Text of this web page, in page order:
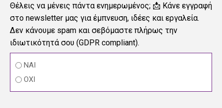
Θέλεις να μένεις πάντα ενημερωμένος; 📩 Κάνε εγγραφή
στο newsletter μας για έμπνευση, ιδέες και εργαλεία.
Δεν κάνουμε spam και σεβόμαστε πλήρως την
ιδιωτικότητά σου (GDPR compliant).
ΝΑΙ
ΟΧΙ